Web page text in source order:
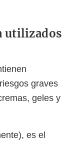
utilizados
graves
geles y
es el